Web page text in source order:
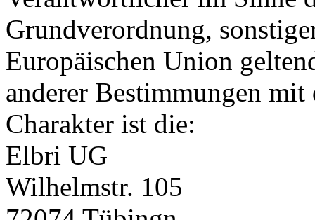
Grundverordnung,
Europäischen Union
anderer Bestimmungen
Charakter ist die:
Elbri UG
Wilhelmstr. 105